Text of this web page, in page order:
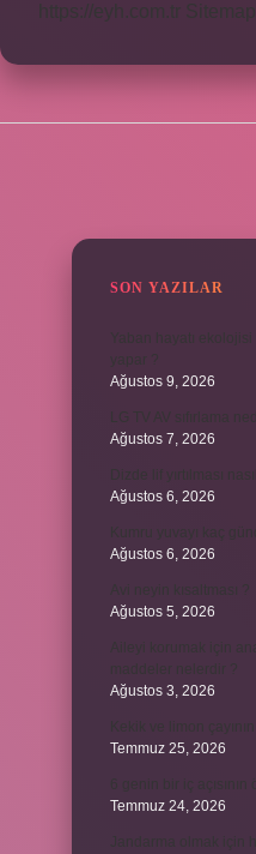
https://eyh.com.tr
Sitemap
SON YAZILAR
Ağustos 9, 2026
Ağustos 7, 2026
Ağustos 6, 2026
Ağustos 6, 2026
Ağustos 5, 2026
Ağustos 3, 2026
Temmuz 25, 2026
Temmuz 24, 2026